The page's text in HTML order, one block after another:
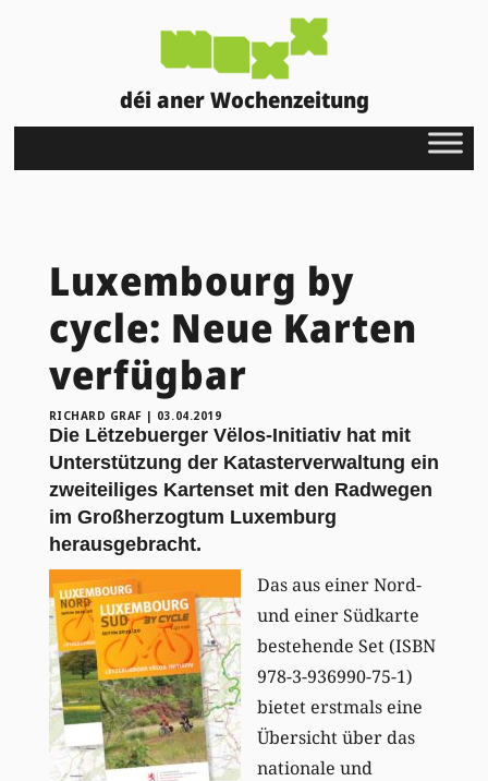
déi aner Wochenzeitung
Luxembourg by
cycle: Neue Karten
verfügbar
RICHARD GRAF | 03.04.2019
Die Lëtzebuerger Vëlos-Initiativ hat mit
Unterstützung der Katasterverwaltung ein
zweiteiliges Kartenset mit den Radwegen
im Großherzogtum Luxemburg
herausgebracht.
Das aus einer Nord-
und einer Südkarte
bestehende Set (ISBN
978-3-936990-75-1)
bietet erstmals eine
Übersicht über das
nationale und